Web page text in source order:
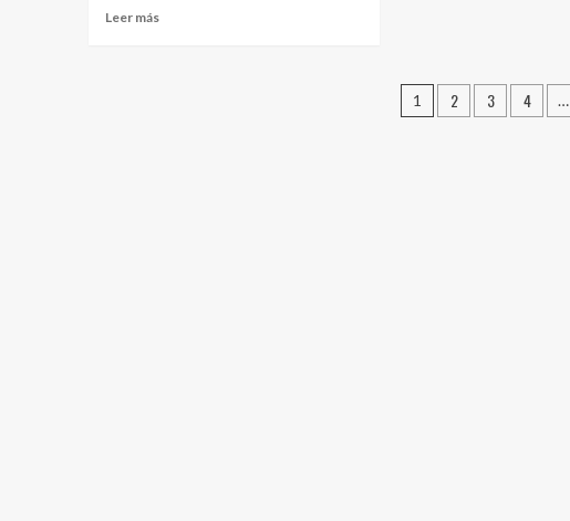
Sopa
Leer másLeer
para
ordenar
Paginación
1 2 3 4 …